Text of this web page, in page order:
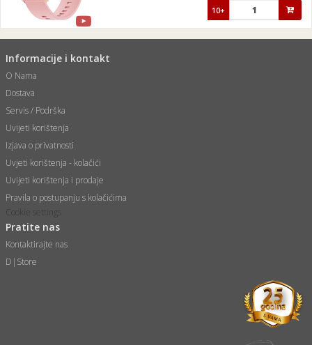
10+
Informacije i kontakt
O Nama
Dostava
Servis / Podrška
Uvijeti korištenja
Izjava o privatnosti
Uvjeti korištenja - kolačići
Uvijeti korištenja i prodaje
Pravila o postupanju s kolačićima
Cookie settings
Pratite nas
Kontaktirajte nas
D|Store